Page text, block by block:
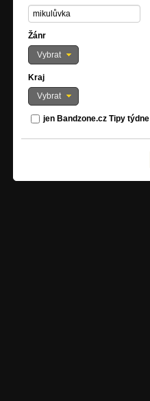
Žánr
Vybrat
Kraj
Vybrat
jen Bandzone.cz Tipy týdne